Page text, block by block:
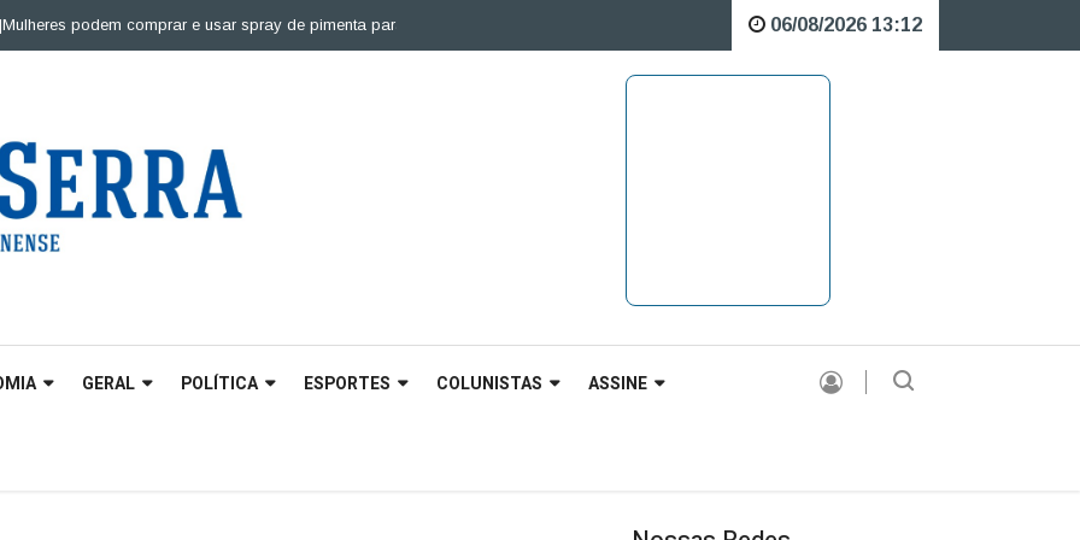
podem comprar e usar spray de pimenta para defesa pessoal | Ponte sobre o Rio Caveiras está interditada para veículos pesados |
06/08/2026 13:12
GERAL POLÍTICA ESPORTES COLUNISTAS ASSINE